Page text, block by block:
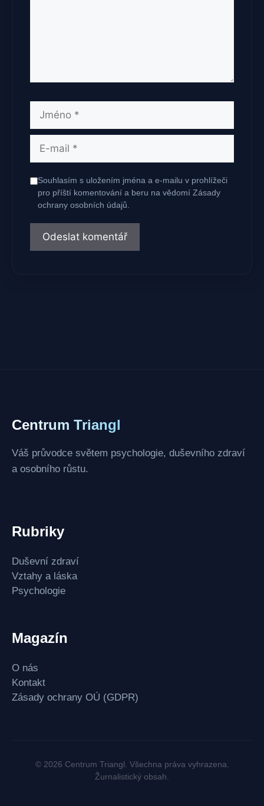
Jméno
Souhlasím s uložením jména a e-mailu v prohlížeči
pro příští komentování a beru na vědomí Zásady
ochrany osobních údajů.
Centrum Triangl
Váš průvodce světem psychologie, duševního zdraví
a osobního růstu.
Rubriky
Duševní zdraví
Vztahy a láska
Psychologie
Magazín
O nás
Kontakt
Zásady ochrany OÚ (GDPR)
© 2026 Centrum Triangl. Všechna práva vyhrazena.
Žurnalistický obsah.